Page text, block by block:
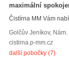
maximální
Čistírna MM Vám
Golčův Jeníkov,
cistirna.p-mm.cz
další pobočky (7)